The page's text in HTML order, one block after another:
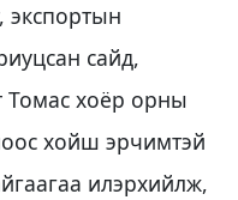
экспортын
сайд,
Томас хоёр орны
хойш эрчимтэй
илэрхийлж,